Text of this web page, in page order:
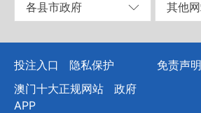
各县市政府 其他
投注入口 隐私保护 免责声明
澳门十大正规网站
政府
APP